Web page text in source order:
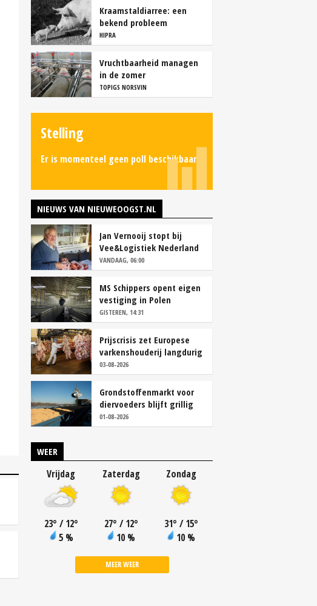
Kraamstaldiarree: een
bekend probleem
HIPRA
Vruchtbaarheid managen
in de zomer
TOPIGS NORSVIN
Stelling
Er is momenteel geen poll beschikbaar.
NIEUWS VAN NIEUWEOOGST.NL
Jan Vernooij stopt bij
Vee&Logistiek Nederland
VANDAAG, 06:00
MS Schippers opent eigen
vestiging in Polen
GISTEREN, 14:31
Prijscrisis zet Europese
varkenshouderij langdurig
onder druk
03-08-2026
Grondstoffenmarkt voor
diervoeders blijft grillig
01-08-2026
WEER
Vrijdag
23° / 12°
5 %
Zaterdag
27° / 12°
10 %
Zondag
31° / 15°
10 %
MEER WEER